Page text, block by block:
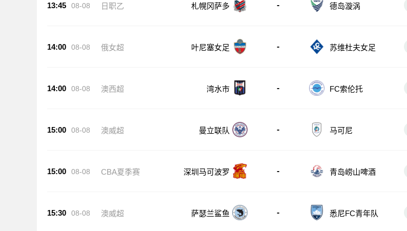
13:45 08-08 日职乙 札幌冈萨多 - 德岛漩涡
14:00 08-08 俄女超 叶尼塞女足 - 苏维杜夫女足
14:00 08-08 澳西超 湾水市 - FC索伦托
15:00 08-08 澳威超 曼立联队 - 马可尼
15:00 08-08 CBA夏季赛 深圳马可波罗 - 青岛崂山啤酒
15:30 08-08 澳威超 萨瑟兰鲨鱼 - 悉尼FC青年队